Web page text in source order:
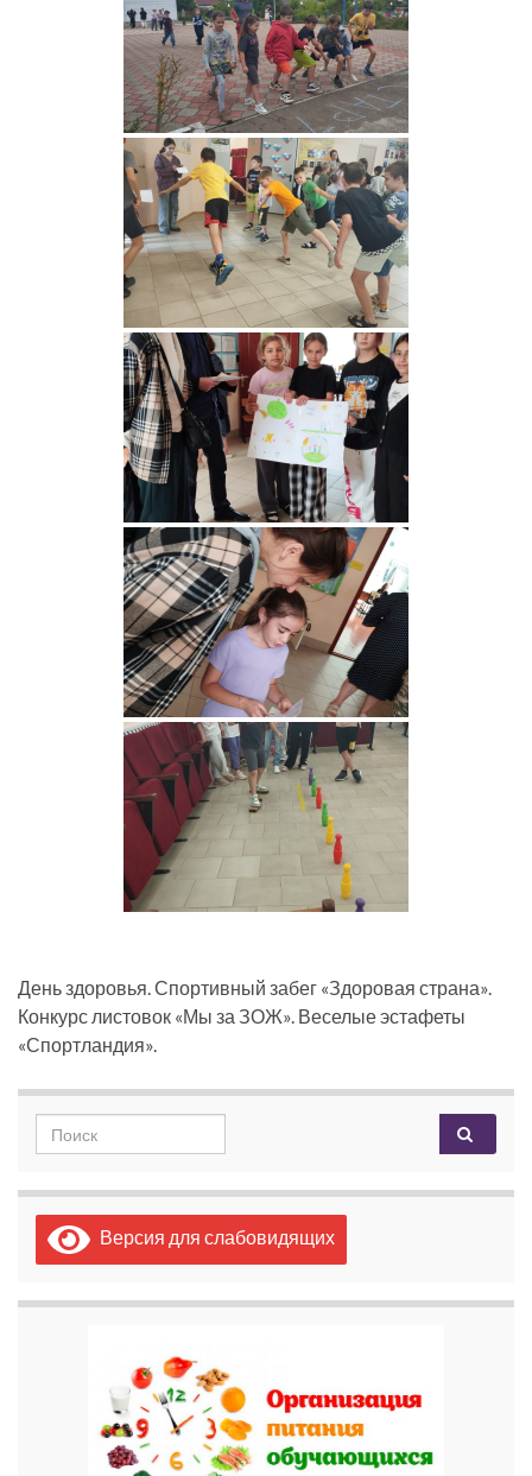
День здоровья. Спортивный забег «Здоровая страна».
Конкурс листовок «Мы за ЗОЖ». Веселые эстафеты
«Спортландия».
Search for:
Версия для слабовидящих